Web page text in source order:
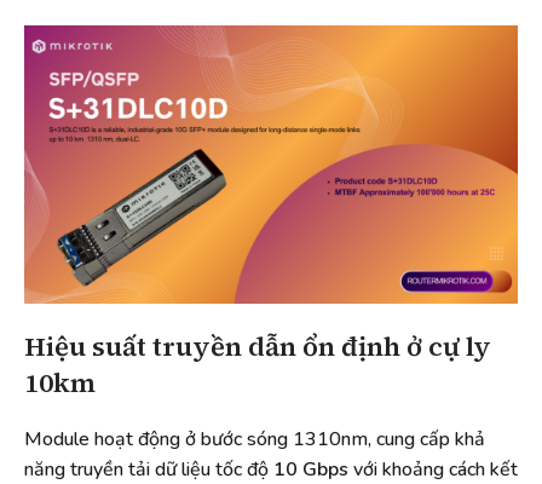
Hiệu suất truyền dẫn ổn định ở cự ly
10km
Module hoạt động ở bước sóng 1310nm, cung cấp khả
năng truyền tải dữ liệu tốc độ 10 Gbps với khoảng cách kết